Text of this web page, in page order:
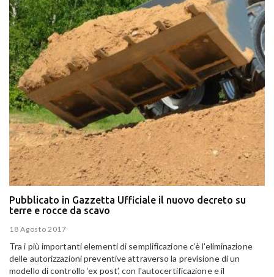
Pubblicato in Gazzetta Ufficiale il nuovo decreto su
terre e rocce da scavo
18 Agosto 2017
Tra i più importanti elementi di semplificazione c’è l'eliminazione
delle autorizzazioni preventive attraverso la previsione di un
modello di controllo ‘ex post’, con l'autocertificazione e il